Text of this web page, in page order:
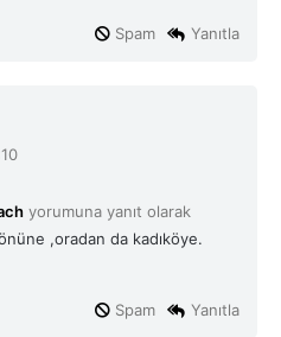
Yanıtla
Spam
yorumuna yanıt olarak
,oradan da kadıköye.
Yanıtla
Spam